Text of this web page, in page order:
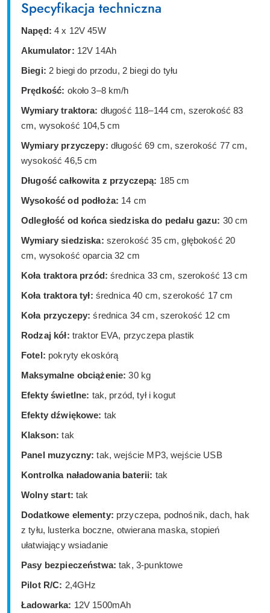
Specyfikacja techniczna
Napęd: 4 x 12V 45W
Akumulator: 12V 14Ah
Biegi: 2 biegi do przodu, 2 biegi do tyłu
Prędkość: około 3–8 km/h
Wymiary traktora: długość 118–144 cm, szerokość 83
cm, wysokość 104,5 cm
Wymiary przyczepy: długość 69 cm, szerokość 77 cm,
wysokość 46,5 cm
Długość całkowita z przyczepą: 185 cm
Wysokość od podłoża: 14 cm
Odległość od końca siedziska do pedału gazu: 30 cm
Wymiary siedziska: szerokość 35 cm, głębokość 20
cm, wysokość oparcia 32 cm
Koła traktora przód: średnica 33 cm, szerokość 13 cm
Koła traktora tył: średnica 40 cm, szerokość 17 cm
Koła przyczepy: średnica 34 cm, szerokość 12 cm
Rodzaj kół: traktor EVA, przyczepa plastik
Fotel: pokryty ekoskórą
Maksymalne obciążenie: 30 kg
Efekty świetlne: tak, przód, tył i kogut
Efekty dźwiękowe: tak
Klakson: tak
Panel muzyczny: tak, wejście MP3, wejście USB
Kontrolka naładowania baterii: tak
Wolny start: tak
Dodatkowe elementy: przyczepa, podnośnik, dach, hak
z tyłu, lusterka boczne, otwierana maska, stopień
ułatwiający wsiadanie
Pasy bezpieczeństwa: tak, 3-punktowe
Pilot R/C: 2,4GHz
Ładowarka: 12V 1500mAh